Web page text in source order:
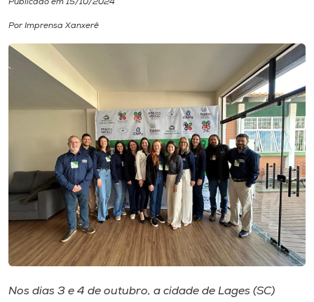
I.nova
Diplomados
CPA
Biblioteca
Editora
Rádio
Publicado em 15/10/2024
Por Imprensa Xanxerê
Nos dias 3 e 4 de outubro, a cidade de Lages (SC)